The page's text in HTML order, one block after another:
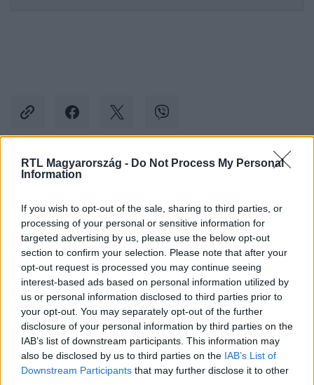
RTL Magyarország - Do Not Process My Personal
Information
If you wish to opt-out of the sale, sharing to third parties, or
processing of your personal or sensitive information for
targeted advertising by us, please use the below opt-out
section to confirm your selection. Please note that after your
opt-out request is processed you may continue seeing
interest-based ads based on personal information utilized by
us or personal information disclosed to third parties prior to
your opt-out. You may separately opt-out of the further
disclosure of your personal information by third parties on the
IAB’s list of downstream participants. This information may
also be disclosed by us to third parties on the IAB’s List of
Downstream Participants that may further disclose it to other
Kövess minket, és értesülj a friss hírekről a
Követem
#KÜLFÖLD #FRANCIAORSZÁG # ELNÖKVÁLASZTÁS